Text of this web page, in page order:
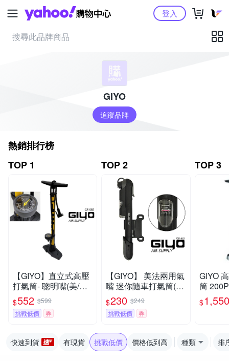
Yahoo購物中心登入
GIYO
追蹤品牌
熱銷排行榜
TOP 1
【GIYO】直立式高壓
打氣筒- 聰明嘴(美/法
嘴通用) GF-55E
$552 $599
挑戰低價
券
TOP 2
【GIYO】 美法兩用氣
嘴 迷你隨車打氣筒(G
P-41S)
$230 $249
挑戰低價
券
TOP 3
GIYO
筒
法兩
$1,550
快速到貨 有現貨 挑戰低價 價格低到高 種類 排